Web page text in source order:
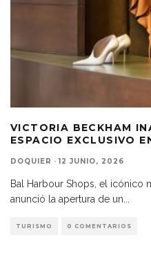
VICTORIA BECKHAM
ESPACIO EXCLUSIVO
DOQUIER · 12 JUNIO, 2026
Bal Harbour Shops, el icónico
anunció la apertura de un
TURISMO 0 COMENTARIOS